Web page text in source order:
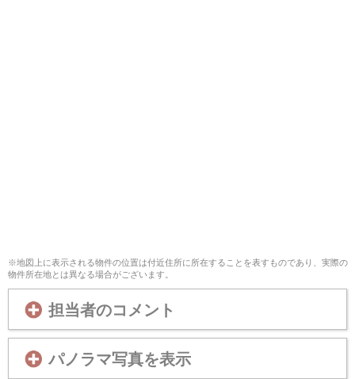
※地図上に表示される物件の位置は付近住所に所在することを表すものであり、実際の
物件所在地とは異なる場合がございます。
担当者のコメント
パノラマ写真を表示